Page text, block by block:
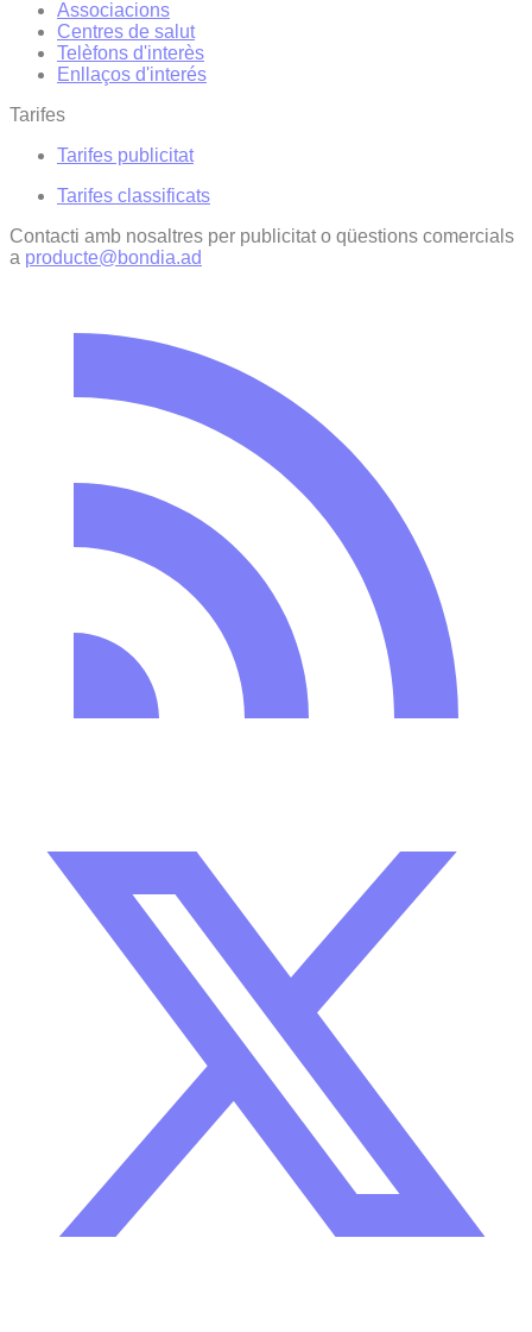
Associacions
Centres de salut
Telèfons d'interès
Enllaços d'interés
Tarifes
Tarifes publicitat
Tarifes classificats
Contacti amb nosaltres per publicitat o qüestions comercials
a producte@bondia.ad